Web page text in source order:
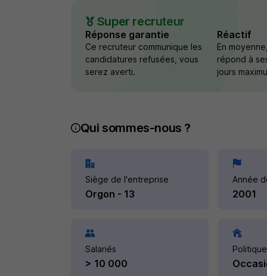
Super recruteur
Réponse garantie
Ce recruteur communique les
candidatures refusées, vous
serez averti.
Réactif
En
répond à
jours
Qui sommes-nous ?
Siège de l'entreprise
Orgon - 13
Année
2001
Salariés
> 10 000